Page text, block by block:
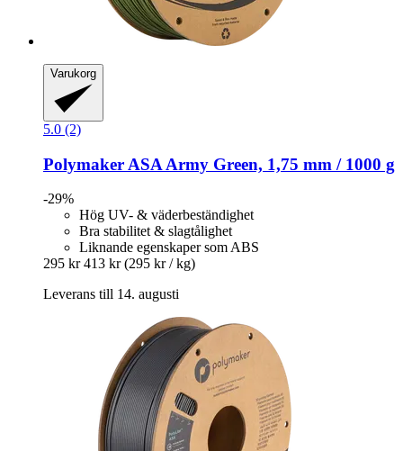
Varukorg
5.0 (2)
Polymaker ASA Army Green, 1,75 mm / 1000 g
-29%
Hög UV- & väderbeständighet
Bra stabilitet & slagtålighet
Liknande egenskaper som ABS
295 kr 413 kr (295 kr / kg)
Leverans till 14. augusti